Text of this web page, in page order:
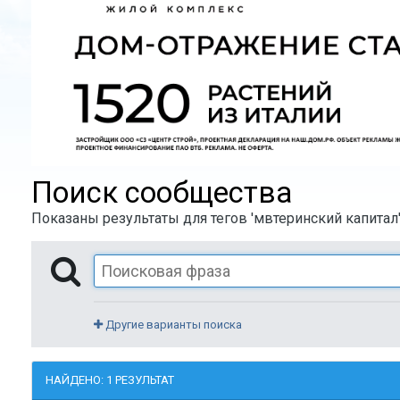
Поиск сообщества
Показаны результаты для тегов 'мвтеринский
Другие варианты поиска
НАЙДЕНО: 1 РЕЗУЛЬТАТ